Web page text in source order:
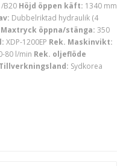
B20 Höjd öppen käft: 1340 mm
Dubbelriktad hydraulik (4
Maxtryck öppna/stänga: 350
XDP-1200EP Rek. Maskinvikt:
80 l/min Rek. oljeflöde
Tillverkningsland: Sydkorea